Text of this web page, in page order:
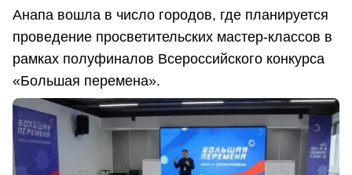
Анапа вошла в число городов, где планируется
проведение просветительских мастер-классов в
рамках полуфиналов Всероссийского конкурса
«Большая перемена».